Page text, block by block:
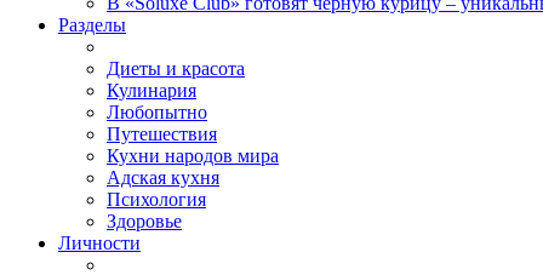
Разделы
Диеты и красота
Кулинария
Любопытно
Путешествия
Кухни народов мира
Адская кухня
Психология
Здоровье
Личности